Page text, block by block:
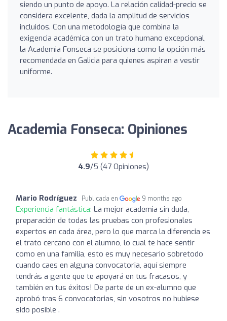
siendo un punto de apoyo. La relación calidad-precio se
considera excelente, dada la amplitud de servicios
incluidos. Con una metodología que combina la
exigencia académica con un trato humano excepcional,
la Academia Fonseca se posiciona como la opción más
recomendada en Galicia para quienes aspiran a vestir
uniforme.
Academia Fonseca: Opiniones
4.9/5 (47 Opiniones)
Mario Rodríguez Publicada en 9 months ago
Experiencia fantástica: La mejor academia sin duda,
preparación de todas las pruebas con profesionales
expertos en cada área, pero lo que marca la diferencia es
el trato cercano con el alumno, lo cual te hace sentir
como en una familia, esto es muy necesario sobretodo
cuando caes en alguna convocatoria, aquí siempre
tendrás a gente que te apoyará en tus fracasos, y
también en tus éxitos! De parte de un ex-alumno que
aprobó tras 6 convocatorias, sin vosotros no hubiese
sido posible .